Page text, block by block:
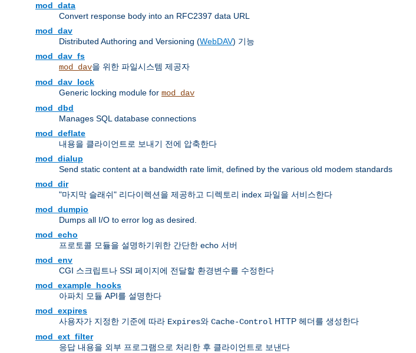
mod_data
Convert response body into an RFC2397 data URL
mod_dav
Distributed Authoring and Versioning (WebDAV) 기능
mod_dav_fs
mod_dav을 위한 파일시스템 제공자
mod_dav_lock
Generic locking module for mod_dav
mod_dbd
Manages SQL database connections
mod_deflate
내용을 클라이언트로 보내기 전에 압축한다
mod_dialup
Send static content at a bandwidth rate limit, defined by the various old modem standards
mod_dir
"마지막 슬래쉬" 리다이렉션을 제공하고 디렉토리 index 파일을 서비스한다
mod_dumpio
Dumps all I/O to error log as desired.
mod_echo
프로토콜 모듈을 설명하기위한 간단한 echo 서버
mod_env
CGI 스크립트나 SSI 페이지에 전달할 환경변수를 수정한다
mod_example_hooks
아파치 모듈 API를 설명한다
mod_expires
사용자가 지정한 기준에 따라 Expires와 Cache-Control HTTP 헤더를 생성한다
mod_ext_filter
응답 내용을 외부 프로그램으로 처리한 후 클라이언트로 보낸다